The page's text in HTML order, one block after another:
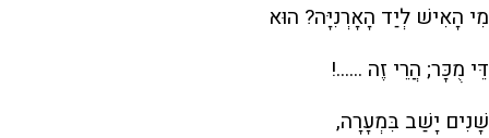
מִי הָאִישׁ לְיַד הָאָרְנִיָּה? הוּא
דֵּי מֻכָּר; הֲרֵי זֶה ......!
שָׁנִים יָשַׁב בִּמְעָרָה,